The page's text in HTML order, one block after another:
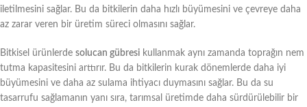
iletilmesini sağlar. Bu da bitkilerin daha hızlı büyümesini ve çevreye daha
az zarar veren bir üretim süreci olmasını sağlar.
Bitkisel ürünlerde solucan gübresi kullanmak aynı zamanda toprağın nem
tutma kapasitesini arttırır. Bu da bitkilerin kurak dönemlerde daha iyi
büyümesini ve daha az sulama ihtiyacı duymasını sağlar. Bu da su
tasarrufu sağlamanın yanı sıra, tarımsal üretimde daha sürdürülebilir bir